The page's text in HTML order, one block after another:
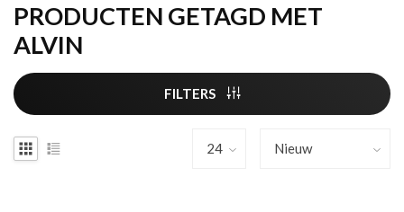
PRODUCTEN GETAGD MET
ALVIN
FILTERS